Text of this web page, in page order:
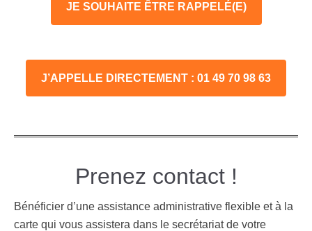
JE SOUHAITE ÊTRE RAPPELÉ(E)
J’APPELLE DIRECTEMENT : 01 49 70 98 63
Prenez contact !
Bénéficier d’une assistance administrative flexible et à la
carte qui vous assistera dans le secrétariat de votre